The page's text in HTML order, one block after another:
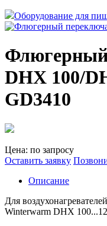
Оборудование для
Флюгерный
DHX 100/
GD3410
Цена: по запросу
Оставить заявку
Описание
Для
Winterwarm DHX